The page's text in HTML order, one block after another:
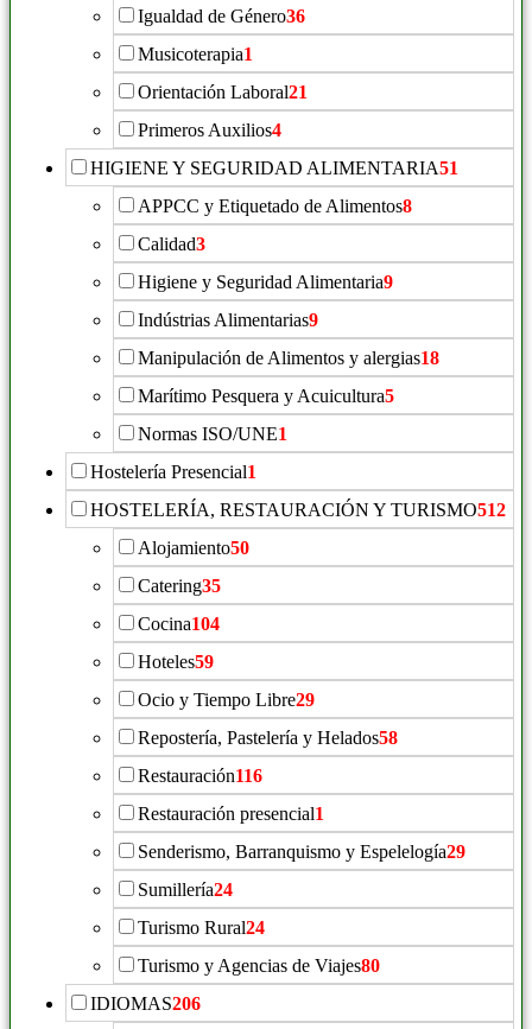
Igualdad de Género36
Musicoterapia1
Orientación Laboral21
Primeros Auxilios4
HIGIENE Y SEGURIDAD ALIMENTARIA51
APPCC y Etiquetado de Alimentos8
Calidad3
Higiene y Seguridad Alimentaria9
Indústrias Alimentarias9
Manipulación de Alimentos y alergias18
Marítimo Pesquera y Acuicultura5
Normas ISO/UNE1
Hostelería Presencial1
HOSTELERÍA, RESTAURACIÓN Y TURISMO512
Alojamiento50
Catering35
Cocina104
Hoteles59
Ocio y Tiempo Libre29
Repostería, Pastelería y Helados58
Restauración116
Restauración presencial1
Senderismo, Barranquismo y Espelelogía29
Sumillería24
Turismo Rural24
Turismo y Agencias de Viajes80
IDIOMAS206